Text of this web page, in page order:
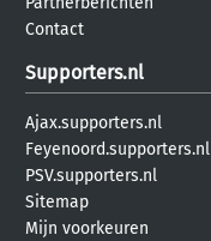
Contact
Supporters.nl
Ajax.supporters.nl
Feyenoord.supporters.nl
PSV.supporters.nl
Sitemap
Mijn voorkeuren